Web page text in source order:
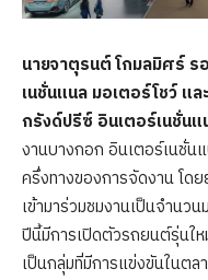
นายจาตุรนต์ โกมลมิศร์ ร
เนชั่นแนล มอเตอร์โชว์ แ
กรังด์ปรีซ์ อินเตอร์เนชั่น
งานบางกอก อินเตอร์เนชั่น
ครึ่งทางของการจัดงาน โด
เข้ามาร่วมชมงานเป็นจำนว
ปีนี้มีการเปิดตัวรถยนต์รุ่นให
เป็นกลุ่มที่มีการแข่งขันในต